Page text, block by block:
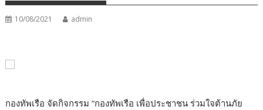
10/08/2021 admin
กองทัพเรือ จัดกิจกรรม “กองทัพเรือ เพื่อประชาชน ร่วมใจต้านภัย